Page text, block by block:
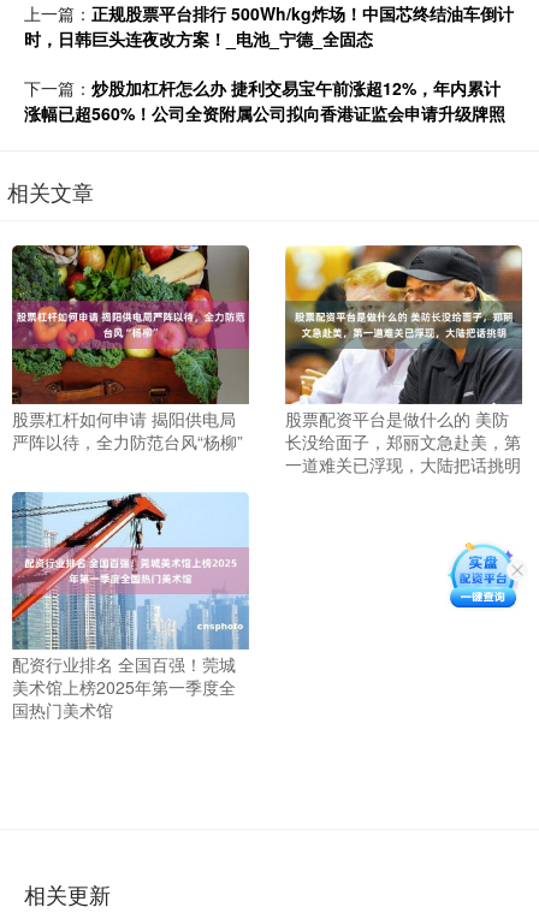
上一篇： 正规股票平台排行 500Wh/kg炸场！中国芯终结油车倒计
时，日韩巨头连夜改方案！_电池_宁德_全固态
下一篇： 炒股加杠杆怎么办 捷利交易宝午前涨超12%，年内累计
涨幅已超560%！公司全资附属公司拟向香港证监会申请升级牌照
相关文章
股票杠杆如何申请 揭阳供电局
严阵以待，全力防范台风“杨柳”
股票配资平台是做什么的 美防
长没给面子，郑丽文急赴美，第
一道难关已浮现，大陆把话挑明
配资行业排名 全国百强！莞城
美术馆上榜2025年第一季度全
国热门美术馆
相关更新